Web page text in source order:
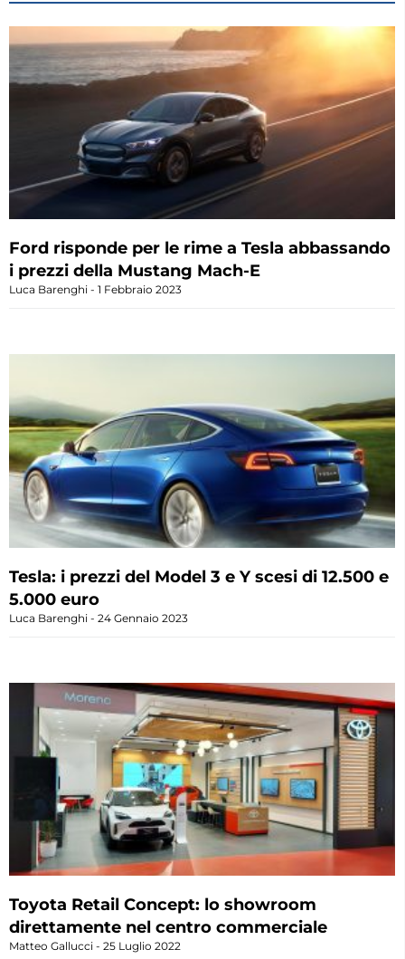
Ford risponde per le rime a Tesla abbassando
i prezzi della Mustang Mach-E
Luca Barenghi 1 Febbraio 2023
Tesla: i prezzi del Model 3 e Y scesi di 12.500 e
5.000 euro
Luca Barenghi 24 Gennaio 2023
Toyota Retail Concept: lo showroom
direttamente nel centro commerciale
Matteo Gallucci 25 Luglio 2022